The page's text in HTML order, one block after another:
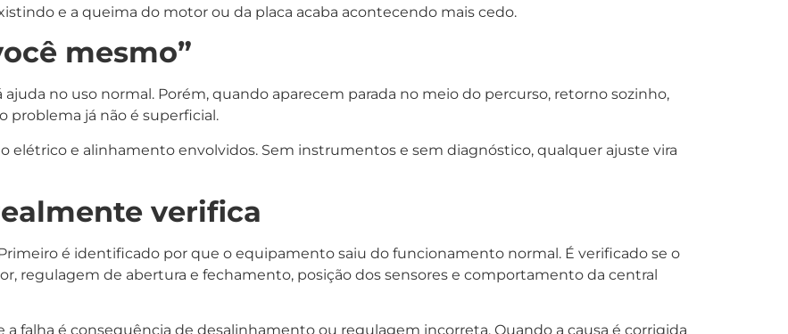
e a queima do motor ou da placa acaba acontecendo mais cedo.
mesmo”
no uso normal. Porém, quando aparecem parada no meio do percurso, retorno sozinho,
problema já não é superficial.
elétrico e alinhamento envolvidos. Sem instrumentos e sem diagnóstico, qualquer ajuste vira
verifica
é identificado por que o equipamento saiu do funcionamento normal. É verificado se o
regulagem de abertura e fechamento, posição dos sensores e comportamento da central
a falha é consequência de desalinhamento ou regulagem incorreta. Quando a causa é corrigida